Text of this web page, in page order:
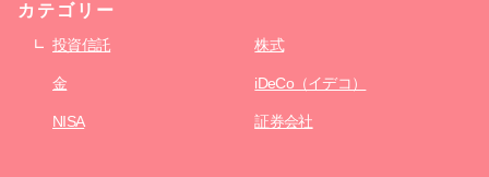
カテゴリー
投資信託 株式
金 iDeCo（イデコ）
NISA 証券会社